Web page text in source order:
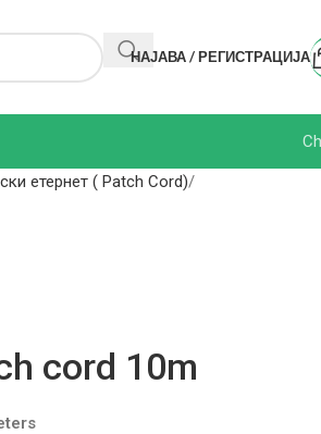
НАЈАВА / РЕГИСТРАЦИЈА
етернет ( Patch Cord)
cord 10m